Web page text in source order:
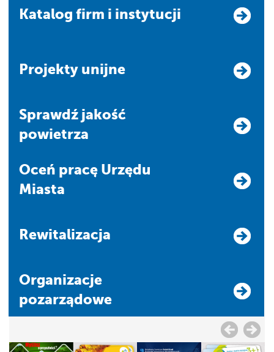
Katalog firm i instytucji
Projekty unijne
Sprawdź jakość
powietrza
Oceń pracę Urzędu
Miasta
Rewitalizacja
Organizacje
pozarządowe